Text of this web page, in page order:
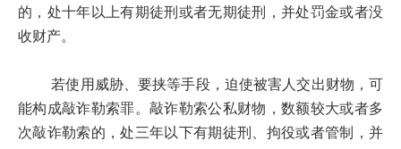
的，处十年以上有期徒刑或者无期徒刑，并处罚金或者没
收财产。
若使用威胁、要挟等手段，迫使被害人交出财物，可
能构成敲诈勒索罪。敲诈勒索公私财物，数额较大或者多
次敲诈勒索的，处三年以下有期徒刑、拘役或者管制，并